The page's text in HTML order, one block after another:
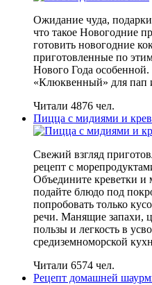
Ожидание чуда,
что такое Новогодние
готовить новогодние
приготовленные по
Нового Года
«Клюквенный» для пап
Читали 4876 чел.
Пицца с мидиями и
Свежий взгляд
рецепт с
Объедините креветки и
подайте блюдо под
попробовать только
речи. Манящие запахи,
пользы и легкость в
средиземноморской
Читали 6574 чел.
Рецепт домашней